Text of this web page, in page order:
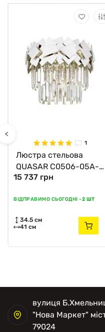
<
1
Люстра стельова
QUASAR C0506-05A-
B5AC Zuma Line хром
15 737 грн
ВІДПРАВИМО СЬОГОДНІ -2 ШТ
34.5 см
41 см
вулиця
"Нова Маркет"
79024